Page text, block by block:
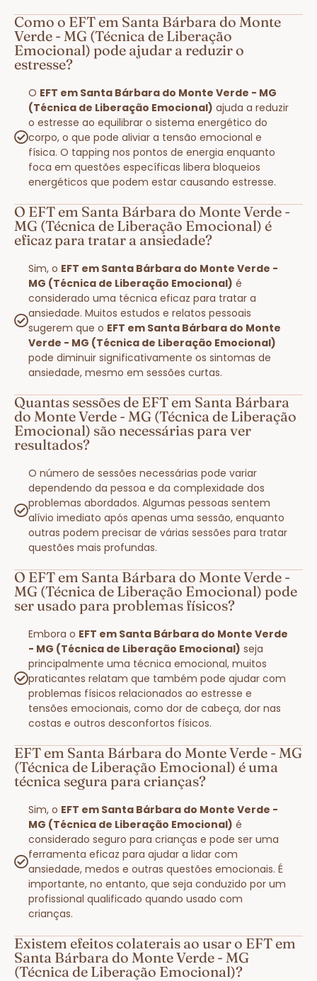
Como o EFT em Santa Bárbara do Monte
Verde - MG (Técnica de Liberação
Emocional) pode ajudar a reduzir o
estresse?
O EFT em Santa Bárbara do Monte Verde - MG
(Técnica de Liberação Emocional) ajuda a reduzir
o estresse ao equilibrar o sistema energético do
corpo, o que pode aliviar a tensão emocional e
física. O tapping nos pontos de energia enquanto
foca em questões específicas libera bloqueios
energéticos que podem estar causando estresse.
O EFT em Santa Bárbara do Monte Verde -
MG (Técnica de Liberação Emocional) é
eficaz para tratar a ansiedade?
Sim, o EFT em Santa Bárbara do Monte Verde -
MG (Técnica de Liberação Emocional) é
considerado uma técnica eficaz para tratar a
ansiedade. Muitos estudos e relatos pessoais
sugerem que o EFT em Santa Bárbara do Monte
Verde - MG (Técnica de Liberação Emocional)
pode diminuir significativamente os sintomas de
ansiedade, mesmo em sessões curtas.
Quantas sessões de EFT em Santa Bárbara
do Monte Verde - MG (Técnica de Liberação
Emocional) são necessárias para ver
resultados?
O número de sessões necessárias pode variar
dependendo da pessoa e da complexidade dos
problemas abordados. Algumas pessoas sentem
alívio imediato após apenas uma sessão, enquanto
outras podem precisar de várias sessões para tratar
questões mais profundas.
O EFT em Santa Bárbara do Monte Verde -
MG (Técnica de Liberação Emocional) pode
ser usado para problemas físicos?
Embora o EFT em Santa Bárbara do Monte Verde
- MG (Técnica de Liberação Emocional) seja
principalmente uma técnica emocional, muitos
praticantes relatam que também pode ajudar com
problemas físicos relacionados ao estresse e
tensões emocionais, como dor de cabeça, dor nas
costas e outros desconfortos físicos.
EFT em Santa Bárbara do Monte Verde - MG
(Técnica de Liberação Emocional) é uma
técnica segura para crianças?
Sim, o EFT em Santa Bárbara do Monte Verde -
MG (Técnica de Liberação Emocional) é
considerado seguro para crianças e pode ser uma
ferramenta eficaz para ajudar a lidar com
ansiedade, medos e outras questões emocionais. É
importante, no entanto, que seja conduzido por um
profissional qualificado quando usado com
crianças.
Existem efeitos colaterais ao usar o EFT em
Santa Bárbara do Monte Verde - MG
(Técnica de Liberação Emocional)?